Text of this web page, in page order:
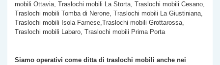
mobili Ottavia, Traslochi mobili La Storta, Traslochi mobili Cesano,
Traslochi mobili Tomba di Nerone, Traslochi mobili La Giustiniana,
Traslochi mobili Isola Farnese,Traslochi mobili Grottarossa,
Traslochi mobili Labaro, Traslochi mobili Prima Porta
Siamo operativi come ditta di traslochi mobili anche nei